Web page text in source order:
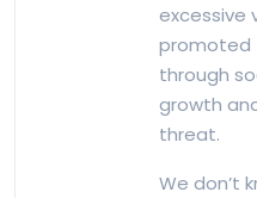
excessive
promoted
through
growth
threat.
We don’t